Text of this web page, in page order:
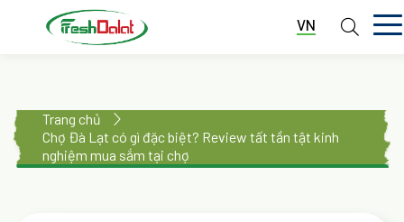
GIỚI THIỆU
DỊCH VỤ
VN
Trang chủ
Chợ Đà Lạt có gì đặc biệt? Review tất tần tật kinh
nghiệm mua sắm tại chợ